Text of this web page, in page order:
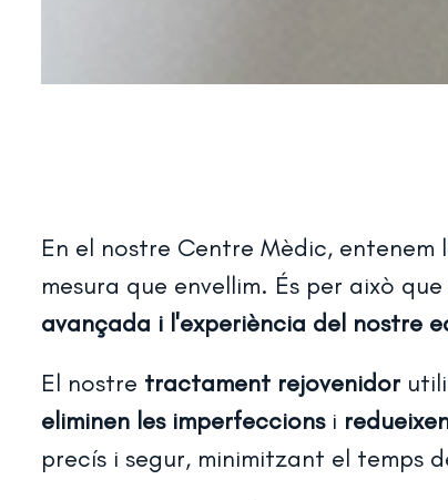
En el nostre Centre Mèdic,
mesura que envellim. És per això
avançada i l'experiència del nostre
El nostre tractament rejovenidor
eliminen les imperfeccionsi
precís i segur, minimitzant el temps